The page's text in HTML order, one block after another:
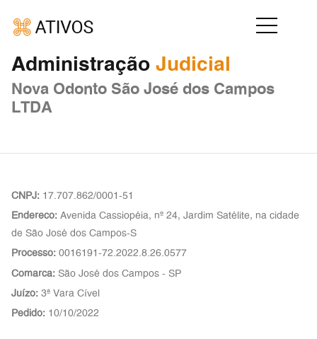
Administração Judicia
Nova Odonto São José dos Campos
LTDA
CNPJ: 17.707.862/0001-51
Endereco: Avenida Cassiopéia, nº 24, Jardim Satélite, na cidade
de São José dos Campos-S
Processo: 0016191-72.2022.8.26.0577
Comarca: São José dos Campos - SP
Juízo: 3ª Vara Cível
Pedido: 10/10/2022